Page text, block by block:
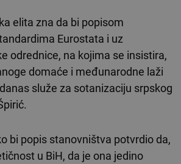
elita zna da bi popisom
Eurostata i uz
odrednice, na kojima se insistira,
domaće i međunarodne laži
služe za sotanizaciju srpskog
bi popis stanovništva potvrdio da,
u BiH, da je ona jedino